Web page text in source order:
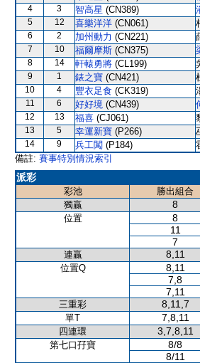
4 3 智高星 (CN389)
5 12 喜樂洋洋 (CN061)
6 2 加州動力 (CN221)
7 10 福爾摩斯 (CN375)
8 14 軒轅勇將 (CL199)
9 1 錶之寶 (CN421)
10 4 豐衣足食 (CK319)
11 6 好好境 (CN439)
12 13 福喜 (CJ061)
13 5 幸運新寶 (P266)
14 9 兵工闖 (P184)
備註: 賽事特別情況索引
派彩
彩池 勝出組合
獨贏
8
位置 8
11
7
連贏 8,11
位置Q 8,11
7,8
7,11
三重彩 8,11,7
單T 7,8,11
四連環 3,7,8,11
第七口孖寶 8/8
8/11